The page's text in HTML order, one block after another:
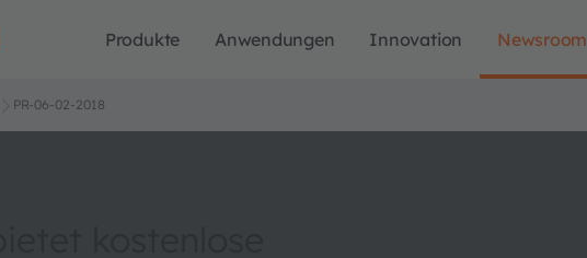
Produkte Anwendungen Innovation Newsroom
PR-06-02-2018